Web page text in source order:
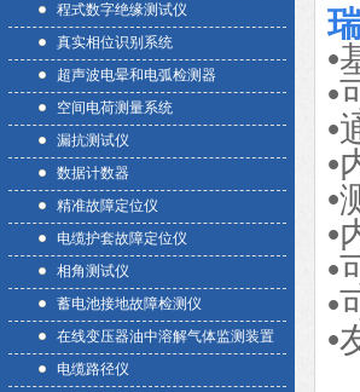
程式数字绝缘测试仪
真实相位识别系统
超声波电晕和电弧检测器
空间电荷测量系统
漏抗测试仪
数据计数器
精准故障定位仪
电缆护套故障定位仪
相角测试仪
蓄电池接地故障检测仪
在线变压器油中溶解气体监测装置
电缆路径仪
•
•
•
•
•
•
•
•
•